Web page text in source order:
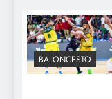
BALONCESTO